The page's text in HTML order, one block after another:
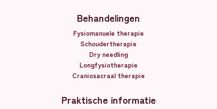
Behandelingen
Fysiomanuele therapie
Schoudertherapie
Dry needling
Longfysiotherapie
Craniosacraal therapie
Praktische informatie